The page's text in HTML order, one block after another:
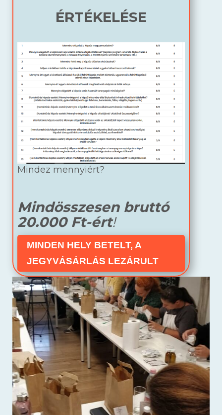
ÉRTÉKELÉSE
Mindez mennyiért?
Mindösszesen bruttó
20.000 Ft-ért!
MINDEN HELY BETELT, A
JEGYVÁSÁRLÁS LEZÁRULT